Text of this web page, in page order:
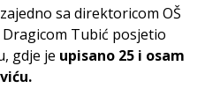
sa direktoricom OŠ
Dragicom Tubić posjetio
gdje je upisano 25 i osam